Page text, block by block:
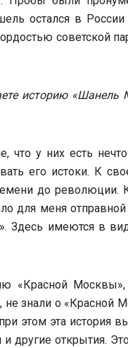
остался в
советской
историю «Шанель
что у них есть
его истоки. К
до
для меня
Здесь имеются в
«Красной
знали о «Красной
этом эта история
и другие открытия.